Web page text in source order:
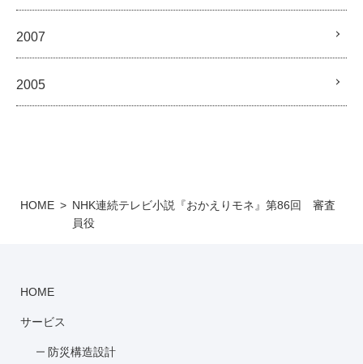
2007
2005
HOME
NHK連続テレビ小説『おかえりモネ』第86回 審査
員役
HOME
サービス
防災構造設計